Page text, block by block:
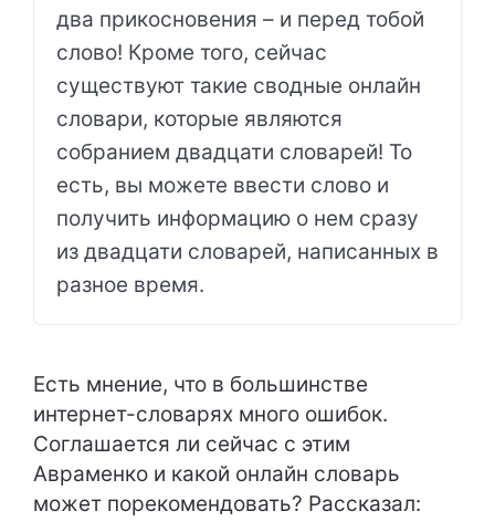
два прикосновения – и перед тобой
слово! Кроме того, сейчас
существуют такие сводные онлайн
словари, которые являются
собранием двадцати словарей! То
есть, вы можете ввести слово и
получить информацию о нем сразу
из двадцати словарей, написанных в
разное время.
Есть мнение, что в большинстве
интернет-словарях много ошибок.
Соглашается ли сейчас с этим
Авраменко и какой онлайн словарь
может порекомендовать? Рассказал: